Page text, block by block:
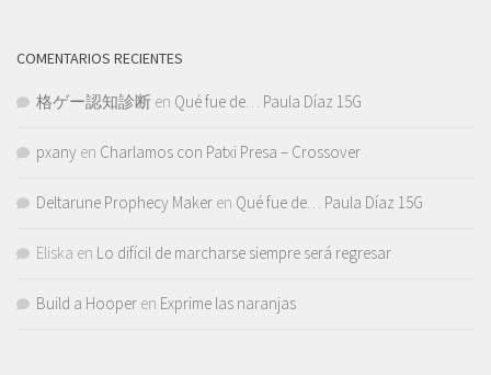
COMENTARIOS RECIENTES
格ゲー認知診断 en Qué fue de… Paula Díaz 15G
pxany en Charlamos con Patxi Presa – Crossover
Deltarune Prophecy Maker en Qué fue de… Paula Díaz 15G
Eliska en Lo difícil de marcharse siempre será regresar
Build a Hooper en Exprime las naranjas